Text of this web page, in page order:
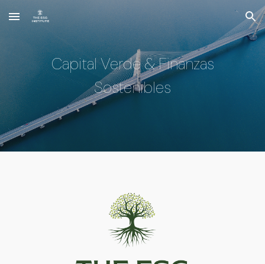
Skip to main content Skip to navigation
Capital Verde & Finanzas
Sostenibles